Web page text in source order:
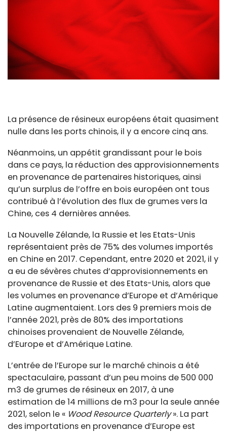
La présence de résineux européens était quasiment
nulle dans les ports chinois, il y a encore cinq ans.
Néanmoins, un appétit grandissant pour le bois
dans ce pays, la réduction des approvisionnements
en provenance de partenaires historiques, ainsi
qu’un surplus de l’offre en bois européen ont tous
contribué à l’évolution des flux de grumes vers la
Chine, ces 4 dernières années.
La Nouvelle Zélande, la Russie et les Etats-Unis
représentaient près de 75% des volumes importés
en Chine en 2017. Cependant, entre 2020 et 2021, il y
a eu de sévères chutes d’approvisionnements en
provenance de Russie et des Etats-Unis, alors que
les volumes en provenance d’Europe et d’Amérique
Latine augmentaient. Lors des 9 premiers mois de
l’année 2021, près de 80% des importations
chinoises provenaient de Nouvelle Zélande,
d’Europe et d’Amérique Latine.
L’entrée de l’Europe sur le marché chinois a été
spectaculaire, passant d’un peu moins de 500 000
m3 de grumes de résineux en 2017, à une
estimation de 14 millions de m3 pour la seule année
2021, selon le « Wood Resource Quarterly». La part
des importations en provenance d’Europe est